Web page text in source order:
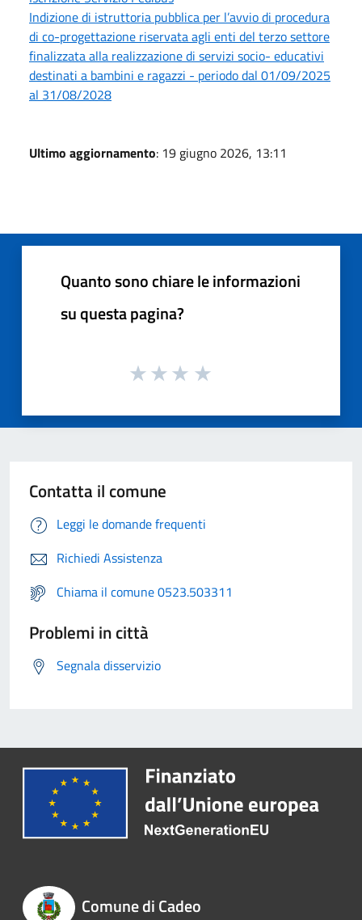
Indizione di istruttoria pubblica per l’avvio di procedura
di co-progettazione riservata agli enti del terzo settore
finalizzata alla realizzazione di servizi socio- educativi
destinati a bambini e ragazzi - periodo dal 01/09/2025
al 31/08/2028
Ultimo aggiornamento: 19 giugno 2026, 13:11
Quanto sono chiare le informazioni
su questa pagina?
Contatta il comune
Leggi le domande frequenti
Richiedi Assistenza
Chiama il comune 0523.503311
Problemi in città
Segnala disservizio
Comune di Cadeo